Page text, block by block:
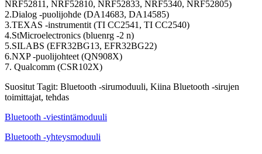
NRF52811, NRF52810, NRF52833, NRF5340, NRF52805)
2.Dialog -puolijohde (DA14683, DA14585)
3.TEXAS -instrumentit (TI CC2541, TI CC2540)
4.StMicroelectronics (bluenrg -2 n)
5.SILABS (EFR32BG13, EFR32BG22)
6.NXP -puolijohteet (QN908X)
7. Qualcomm (CSR102X)
Suositut Tagit: Bluetooth -sirumoduuli, Kiina Bluetooth -sirujen
toimittajat, tehdas
Bluetooth -viestintämoduuli
Bluetooth -yhteysmoduuli